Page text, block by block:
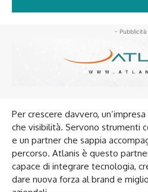
- Pubblicità
Per crescere davvero,
che visibilità. Servono strumenti
e un partner che sappia
percorso. Atlanis è questo
capace di integrare tecnologia,
dare nuova forza al brand e